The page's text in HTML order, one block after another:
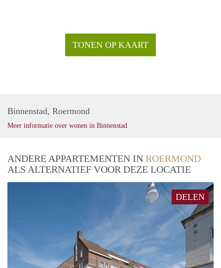
TONEN OP KAART
Binnenstad, Roermond
Meer informatie over wonen in Binnenstad
ANDERE APPARTEMENTEN IN ROERMOND
ALS ALTERNATIEF VOOR DEZE LOCATIE
DELEN